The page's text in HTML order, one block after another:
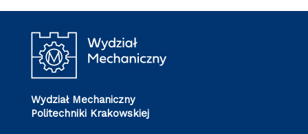
Wydział Mechaniczny
Politechniki Krakowskiej